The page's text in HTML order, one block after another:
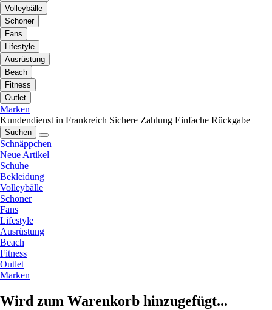
Volleybälle
Schoner
Fans
Lifestyle
Ausrüstung
Beach
Fitness
Outlet
Marken
Kundendienst in Frankreich Sichere Zahlung Einfache Rückgabe
Suchen
Schnäppchen
Neue Artikel
Schuhe
Bekleidung
Volleybälle
Schoner
Fans
Lifestyle
Ausrüstung
Beach
Fitness
Outlet
Marken
Wird zum Warenkorb hinzugefügt...